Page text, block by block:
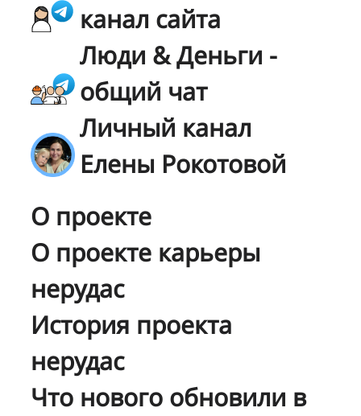
канал сайта
Люди & Деньги -
общий чат
Личный канал
Елены Рокотовой
О проекте
О проекте карьеры
нерудас
История проекта
нерудас
Что нового обновили в